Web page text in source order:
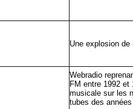
Une explosion
Webradio
FM entre 1992
musicale sur les
tubes des